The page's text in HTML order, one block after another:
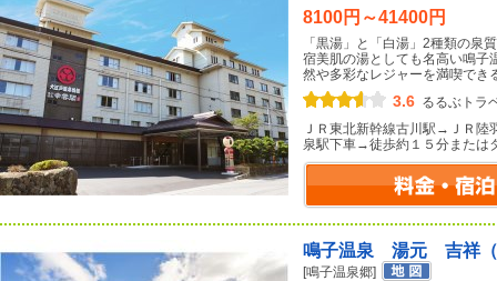
8100円～41400円
「黒湯」と「白湯」2種類の泉
宿美肌の湯としても名高い鳴子
然や多彩なレジャーを満喫でき
3.6 るるぶトラ
ＪＲ東北新幹線古川駅→ＪＲ陸
泉駅下車→徒歩約１５分または
鳴子温泉 湯元 吉祥（
[鳴子温泉郷]